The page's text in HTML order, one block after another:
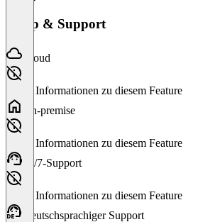
Setup & Support
Cloud
Keine Informationen zu diesem Feature
On-premise
Keine Informationen zu diesem Feature
24/7-Support
Keine Informationen zu diesem Feature
Deutschsprachiger Support